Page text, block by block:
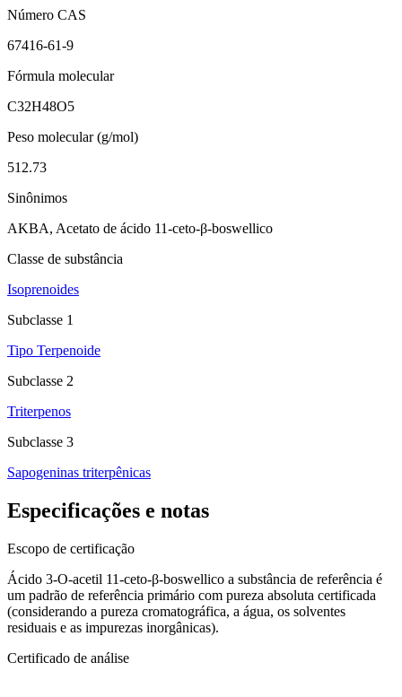
Número CAS
67416-61-9
Fórmula molecular
C32H48O5
Peso molecular (g/mol)
512.73
Sinônimos
AKBA, Acetato de ácido 11-ceto-β-boswellico
Classe de substância
Isoprenoides
Subclasse 1
Tipo Terpenoide
Subclasse 2
Triterpenos
Subclasse 3
Sapogeninas triterpênicas
Especificações e notas
Escopo de certificação
Ácido 3-O-acetil 11-ceto-β-boswellico a substância de referência é
um padrão de referência primário com pureza absoluta certificada
(considerando a pureza cromatográfica, a água, os solventes
residuais e as impurezas inorgânicas).
Certificado de análise